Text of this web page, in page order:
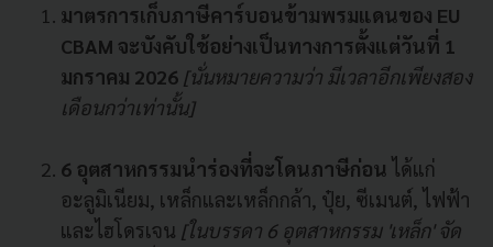
มาตรการเก็บภาษีคาร์บอนข้ามพรมแดนของ EU
CBAM จะบังคับใช้อย่างเป็นทางการตั้งแต่วันที่ 1
มกราคม 2026 [นั่นหมายความว่า มีเวลาอีกเพียงสอง
เดือนกว่าเท่านั้น]
6 อุตสาหกรรมนำร่องที่จะโดนภาษีก่อน ได้แก่
อะลูมิเนียม, เหล็กและเหล็กกล้า, ปุ๋ย, ซีเมนต์, ไฟฟ้า
และไฮโดรเจน [ในบรรดา 6 อุตสาหกรรม 'เหล็ก' จัด